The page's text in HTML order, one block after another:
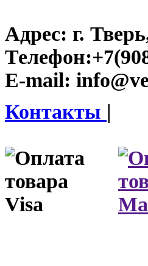
Адрес: г.
Телефон:
E-mail:
Контакты |